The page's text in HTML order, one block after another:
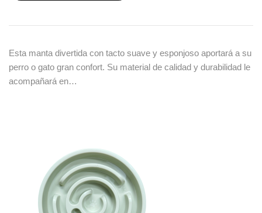
Esta manta divertida con tacto suave y esponjoso aportará a su
perro o gato gran confort. Su material de calidad y durabilidad le
acompañará en…